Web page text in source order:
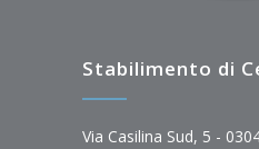
Stabilimento di
Via Casilina Sud, 5 -